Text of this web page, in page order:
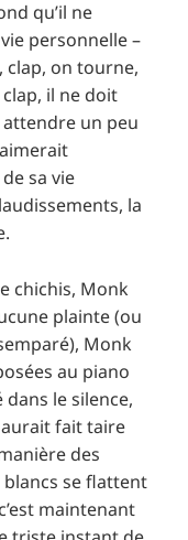
qu’il ne
personnelle –
clap, on tourne,
il ne doit
un peu
sa vie
la
chichis, Monk
plainte (ou
Monk
au piano
dans le silence,
aurait fait taire
des
blancs se flattent
maintenant